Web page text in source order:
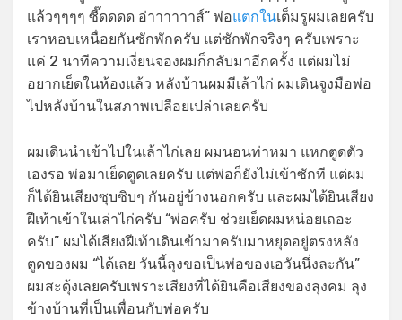
แล้วๆๆๆๆ ซี๊ดดดด อ่าาาาาาส์” พ่อแตกในเต็มรูผมเลยครับ
เราหอบเหนื่อยกันซักพักครับ แต่ซักพักจริงๆ ครับเพราะ
แค่ 2 นาทีความเงี่ยนจองผมก็กลับมาอีกครั้ง แต่ผมไม่
อยากเย็ดในห้องแล้ว หลังบ้านผมมีเล้าไก่ ผมเดินจูงมือพ่อ
ไปหลังบ้านในสภาพเปลือยเปล่าเลยครับ
ผมเดินนำเข้าไปในเล้าไก่เลย ผมนอนท่าหมา แหกตูดตัว
เองรอ พ่อมาเย็ดตูดเลยครับ แต่พ่อก็ยังไม่เข้าซักที แต่ผม
ก็ได้ยินเสียงซุบซิบๆ กันอยู่ข้างนอกครับ และผมได้ยินเสียง
ฝีเท้าเข้าในเล่าไก่ครับ “พ่อครับ ช่วยเย็ดผมหน่อยเถอะ
ครับ” ผมได้เสียงฝีเท้าเดินเข้ามาครับมาหยุดอยู่ตรงหลัง
ตูดของผม “ได้เลย วันนี้ลุงขอเป็นพ่อของเอวันนึ่งละกัน”
ผมสะดุ้งเลยครับเพราะเสียงที่ได้ยินคือเสียงของลุงคม ลุง
ข้างบ้านที่เป็นเพื่อนกับพ่อครับ